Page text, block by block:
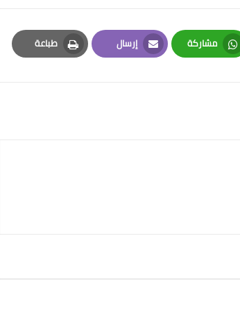
مشاركة
Whatsapp
إرسال
Email
طباعة
Print